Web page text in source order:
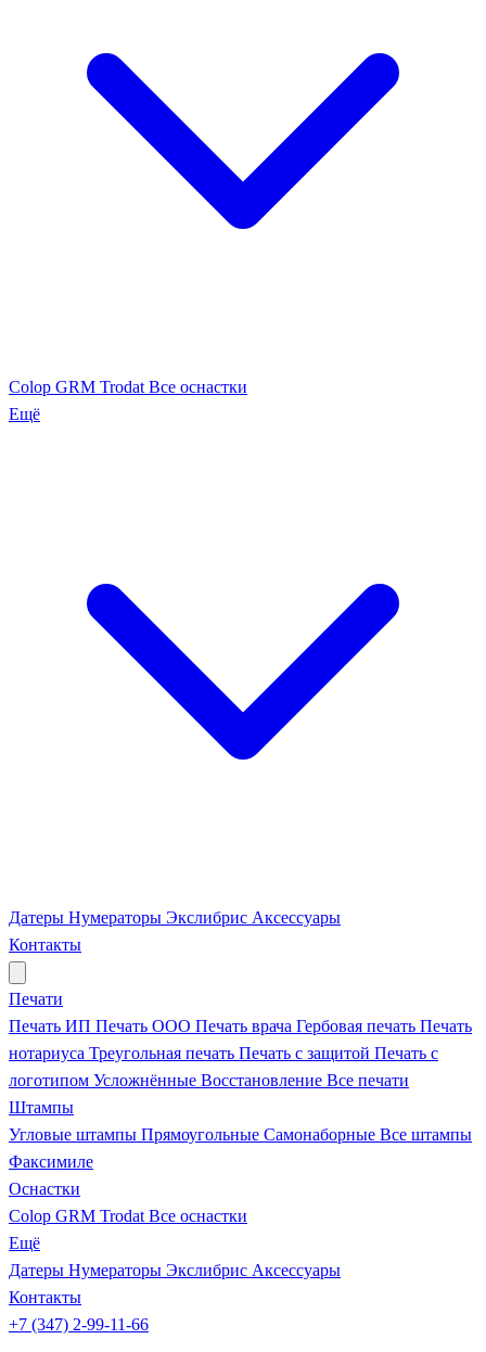
Colop GRM Trodat Все оснастки
Ещё
Датеры Нумераторы Экслибрис Аксессуары
Контакты
Печати
Печать ИП Печать ООО Печать врача Гербовая печать Печать
нотариуса Треугольная печать Печать с защитой Печать с
логотипом Усложнённые Восстановление Все печати
Штампы
Угловые штампы Прямоугольные Самонаборные Все штампы
Факсимиле
Оснастки
Colop GRM Trodat Все оснастки
Ещё
Датеры Нумераторы Экслибрис Аксессуары
Контакты
+7 (347) 2-99-11-66